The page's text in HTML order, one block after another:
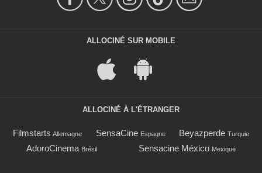
ALLOCINÉ SUR MOBILE
ALLOCINÉ À L'ÉTRANGER
Filmstarts Allemagne SensaCine Espagne Beyazperde Turquie
AdoroCinema Brésil Sensacine México Mexique